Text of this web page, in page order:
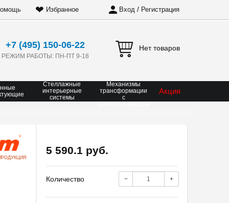
❤ Избранное Вход / Регистрация
+7 (495) 150-06-22
РЕЖИМ РАБОТЫ: ПН-ПТ 9-18
Нет товаров
Стеллажные
интерьерные
системы
Механизмы
трансформации
с
Акция
5 590.1 руб.
Количество − +